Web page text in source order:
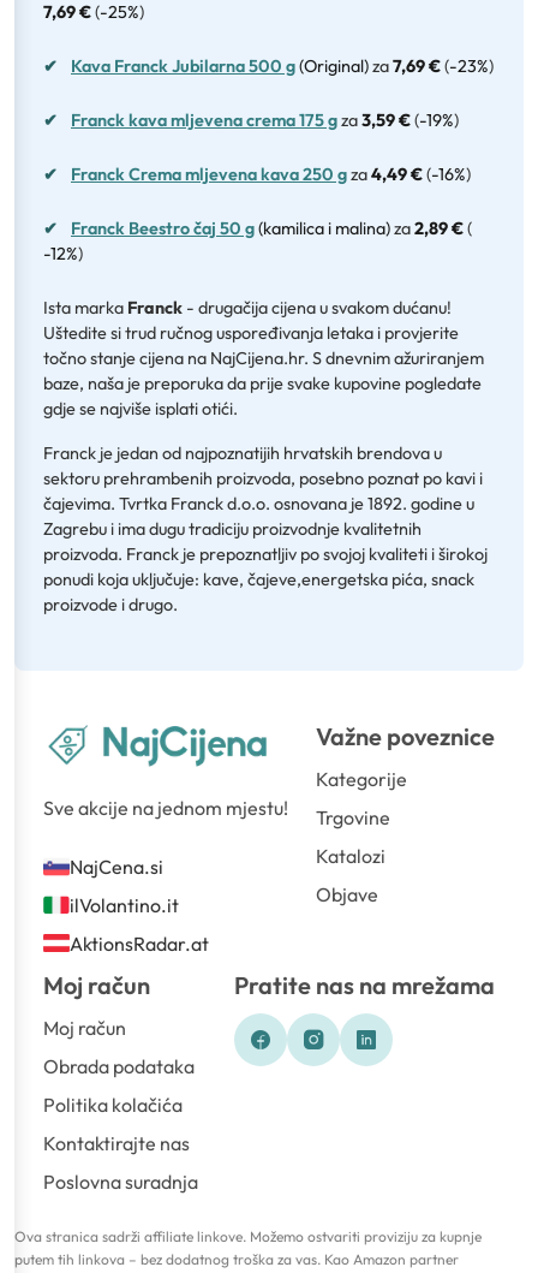
7,69 €(-25%)
✔ Kava Franck Jubilarna 500 g(Original)za7,69 €(-23%)
✔ Franck kava mljevena crema 175 gza3,59 €(-19%)
✔ Franck Crema mljevena kava 250 gza4,49 €(-16%)
✔ Franck Beestro čaj 50 g(kamilica i malina)za2,89 €(
-12%)
Ista marka Franck - drugačija cijena u svakom dućanu!
Uštedite si trud ručnog uspoređivanja letaka i provjerite
točno stanje cijena na NajCijena.hr. S dnevnim ažuriranjem
baze, naša je preporuka da prije svake kupovine pogledate
gdje se najviše isplati otići.
Franck je jedan od najpoznatijih hrvatskih brendova u
sektoru prehrambenih proizvoda, posebno poznat po kavi i
čajevima. Tvrtka Franck d.o.o. osnovana je 1892. godine u
Zagrebu i ima dugu tradiciju proizvodnje kvalitetnih
proizvoda. Franck je prepoznatljiv po svojoj kvaliteti i širokoj
ponudi koja uključuje: kave, čajeve,energetska pića, snack
proizvode i drugo.
Sve akcije na jednom mjestu!
NajCena.si
ilVolantino.it
AktionsRadar.at
Važne poveznice
Kategorije
Trgovine
Katalozi
Objave
Moj račun
Moj račun
Obrada podataka
Politika kolačića
Kontaktirajte nas
Poslovna suradnja
Pratite nas na mrežama
Ova stranica sadrži affiliate linkove. Možemo ostvariti proviziju za kupnje
putem tih linkova – bez dodatnog troška za vas. Kao Amazon partner